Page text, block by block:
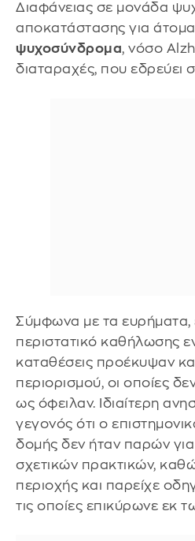
Διαφάνειας σε μονάδα
αποκατάστασης για
ψυχοσύνδρομα, νόσο
διαταραχές, που εδρεύει
Σύμφωνα με τα ευρήματα,
περιστατικό καθήλωσης
καταθέσεις προέκυψαν
περιορισμού, οι οποίες
ως όφειλαν. Ιδιαίτερη
γεγονός ότι ο
δομής δεν ήταν παρών
σχετικών πρακτικών,
περιοχής και παρείχε
τις οποίες επικύρωνε εκ